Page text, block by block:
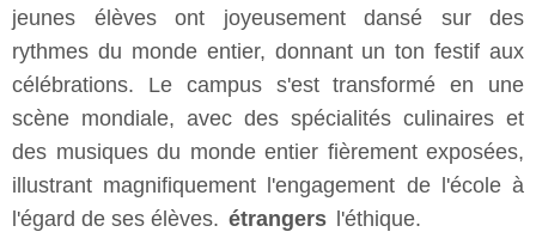
jeunes élèves ont joyeusement dansé sur des
rythmes du monde entier, donnant un ton festif aux
célébrations. Le campus s'est transformé en une
scène mondiale, avec des spécialités culinaires et
des musiques du monde entier fièrement exposées,
illustrant magnifiquement l'engagement de l'école à
l'égard de ses élèves. étrangers l'éthique.